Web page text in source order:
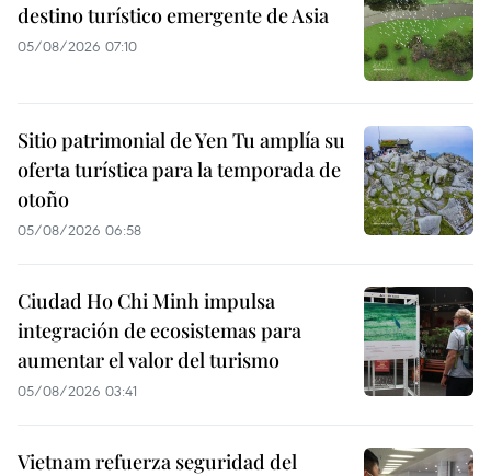
destino turístico emergente de Asia
05/08/2026 07:10
Sitio patrimonial de Yen Tu amplía su
oferta turística para la temporada de
otoño
05/08/2026 06:58
Ciudad Ho Chi Minh impulsa
integración de ecosistemas para
aumentar el valor del turismo
05/08/2026 03:41
Vietnam refuerza seguridad del